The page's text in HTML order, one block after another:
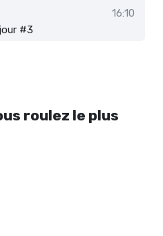
16:10
#3
roulez le plus